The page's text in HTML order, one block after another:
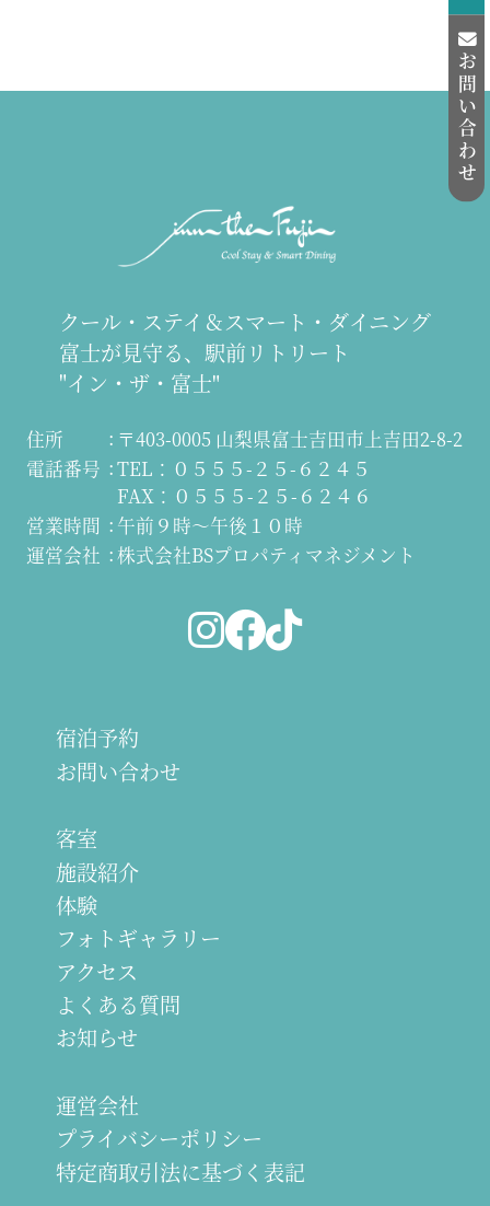
クール・ステイ＆スマート・ダイニング
富士が見守る、駅前リトリート
"イン・ザ・富士"
住所
〒403-0005 山梨県富士吉田市上吉田2-8-2
電話番号
TEL：０５５５-２５-６２４５
FAX：０５５５-２５-６２４６
営業時間
午前９時～午後１０時
運営会社
株式会社BSプロパティマネジメント
宿泊予約
お問い合わせ
客室
施設紹介
体験
フォトギャラリー
アクセス
よくある質問
お知らせ
運営会社
プライバシーポリシー
特定商取引法に基づく表記
お問い合わせ